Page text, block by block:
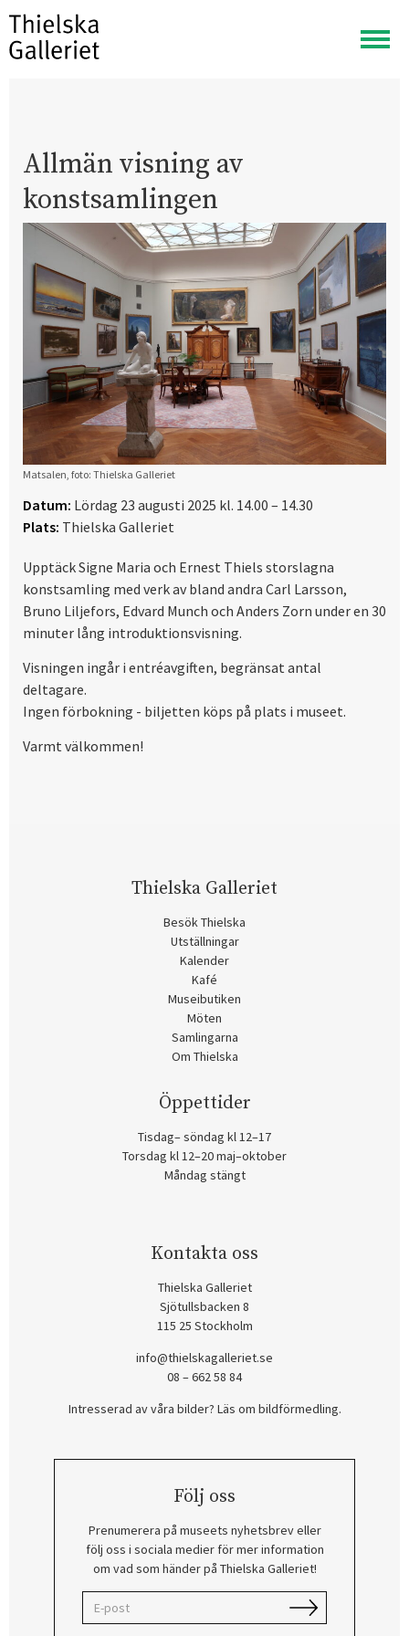
Visa
meny
Allmän visning av
konstsamlingen
Matsalen, foto: Thielska Galleriet
Datum: Lördag 23 augusti 2025 kl. 14.00 – 14.30
Plats: Thielska Galleriet
Upptäck Signe Maria och Ernest Thiels storslagna
konstsamling med verk av bland andra Carl Larsson,
Bruno Liljefors, Edvard Munch och Anders Zorn under en 30
minuter lång introduktionsvisning.
Visningen ingår i entréavgiften, begränsat antal
deltagare.
Ingen förbokning - biljetten köps på plats i museet.
Varmt välkommen!
Thielska Galleriet
Besök Thielska
Utställningar
Kalender
Kafé
Museibutiken
Möten
Samlingarna
Om Thielska
Öppettider
Tisdag– söndag kl 12–17
Torsdag kl 12–20 maj–oktober
Måndag stängt
Kontakta oss
Thielska Galleriet
Sjötullsbacken 8
115 25 Stockholm
info@thielskagalleriet.se
08 – 662 58 84
Intresserad av våra bilder? Läs om bildförmedling.
Följ oss
Prenumerera på museets nyhetsbrev eller
följ oss i sociala medier för mer information
om vad som händer på Thielska Galleriet!